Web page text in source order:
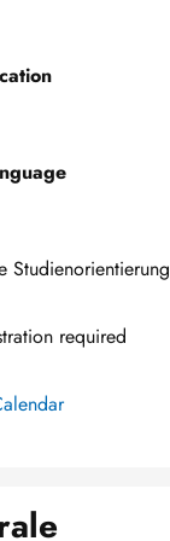
Studienorientierung
required